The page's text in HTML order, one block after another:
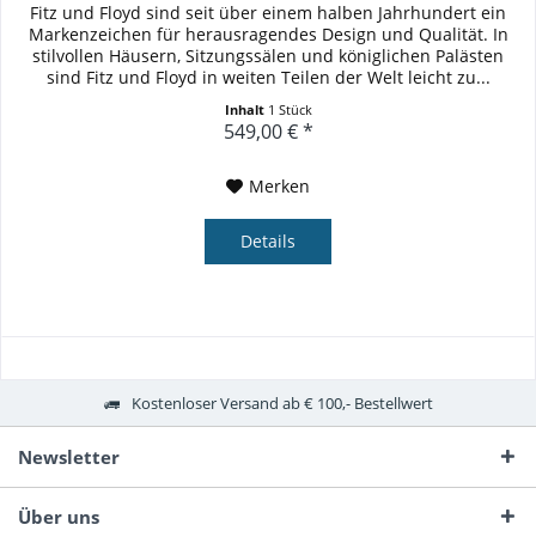
Fitz und Floyd sind seit über einem halben Jahrhundert ein
Markenzeichen für herausragendes Design und Qualität. In
stilvollen Häusern, Sitzungssälen und königlichen Palästen
sind Fitz und Floyd in weiten Teilen der Welt leicht zu...
Inhalt 1 Stück
549,00 € *
Merken
Details
Kostenloser Versand ab € 100,- Bestellwert
Newsletter
Über uns